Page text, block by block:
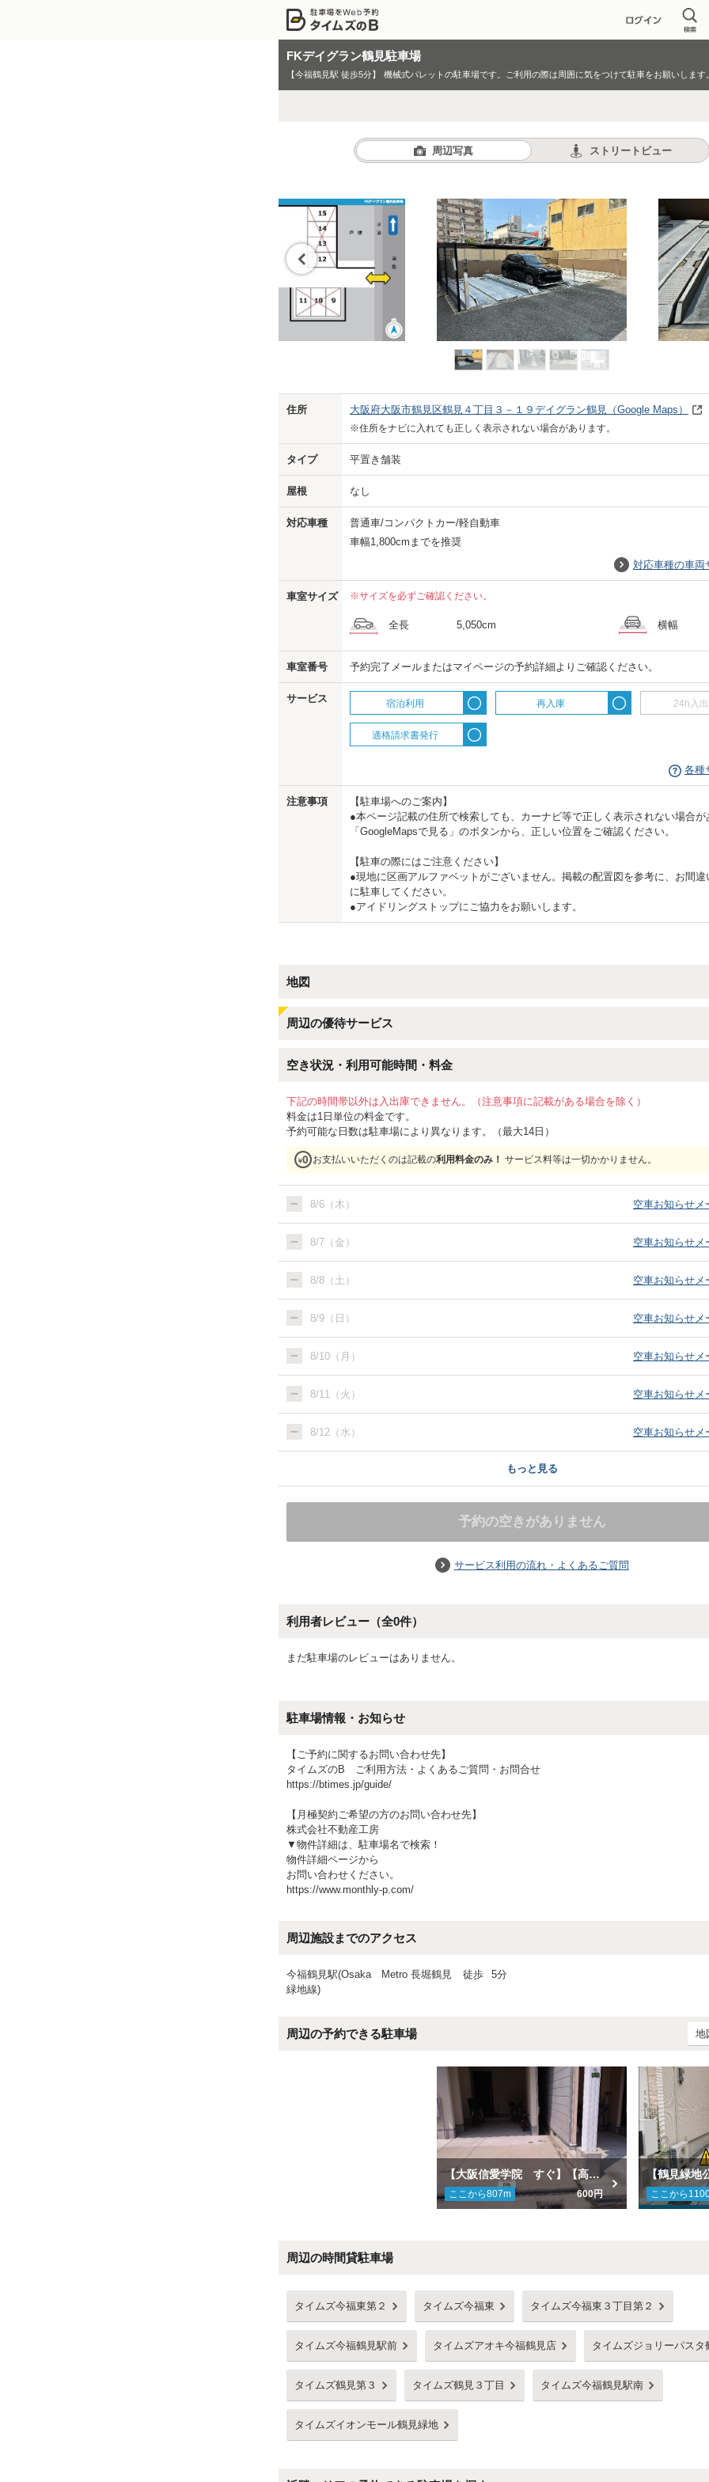
FKデイグラン鶴見駐車場
【今福鶴見駅 徒歩5分】 機械式パレットの駐車場です。ご利用の際は周囲に気をつけて駐車をお願いします。
周辺写真 ストリートビュー
Previo
住所 大阪府大阪市鶴見区鶴見４丁目３－１９デイグラン鶴見 （Google Maps）
※住所をナビに入れても正しく表示されない場合があります。
タイプ 平置き舗装
屋根 なし
対応車種
普通車/コンパクトカー/軽自動車
車幅1,800cmまでを推奨
対応車種の車両
車室サイズ ※サイズを必ずご確認ください。
全長 5,050cm 横幅
車室番号 予約完了メールまたはマイページの予約詳細よりご確認ください。
サービス 宿泊利用 再入庫 24h入
適格請求書発行
各種
注意事項
【駐車場へのご案内】
●本ページ記載の住所で検索しても、カーナビ等で正しく表示されない場合が
「GoogleMapsで見る」のボタンから、正しい位置をご確認ください。
【駐車の際にはご注意ください】
●現地に区画アルファベットがございません。掲載の配置図を参考に、お間違
に駐車してください。
●アイドリングストップにご協力をお願いします。
地図
周辺の優待サービス
空き状況・利用可能時間・料金
下記の時間帯以外は入出庫できません。（注意事項に記載がある場合を除く）
料金は1日単位の料金です。
予約可能な日数は駐車場により異なります。（最大14日）
お支払いいただくのは記載の利用料金のみ！ サービス料等は一切かかりません。
8/6（木） 空車お知らせメ
8/7（金） 空車お知らせメ
8/8（土） 空車お知らせメ
8/9（日） 空車お知らせメ
8/10（月） 空車お知らせメ
8/11（火） 空車お知らせメ
8/12（水） 空車お知らせメ
もっと見る
予約の空きがありません
サービス利用の流れ・よくあるご質問
利用者レビュー（全0件）
まだ駐車場のレビューはありません。
駐車場情報・お知らせ
【ご予約に関するお問い合わせ先】
タイムズのB ご利用方法・よくあるご質問・お問合せ
https://btimes.jp/guide/
【月極契約ご希望の方のお問い合わせ先】
株式会社不動産工房
▼物件詳細は、駐車場名で検索！
物件詳細ページから
お問い合わせください。
https://www.monthly-p.com/
周辺施設までのアクセス
今福鶴見駅(Osaka Metro 長堀鶴見
緑地線)
徒歩 5分
周辺の予約できる駐車場 地
【大阪信愛学院 すぐ】【高さ制限あり】古市3-21-12駐車場
ここから807m 600円 ここから
周辺の時間貸駐車場
タイムズ今福東第２ タイムズ今福東 タイムズ今福東３丁目第２
タイムズ今福鶴見駅前 タイムズアオキ今福鶴見店 タイムズジョリーパスタ
タイムズ鶴見第３ タイムズ鶴見３丁目 タイムズ今福鶴見駅南
タイムズイオンモール鶴見緑地